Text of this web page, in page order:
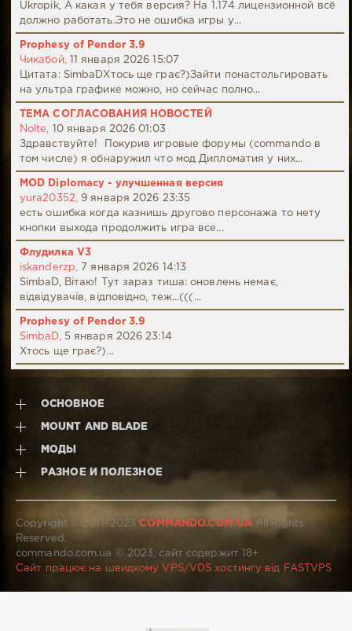
Ukropik, А какая у тебя версия? На 1.174 лицензионной всё
должно работать.Это не ошибка игры у...
Prophesy of Pendor 3.9
Чикабой,
11 января 2026 15:07
Цитата: SimbaDХтось ще грає?)Зайти понастольгировать
на ультра графике можно, но сейчас полно...
ТЕМА СОГЛАСОВАНИЯ НОВОСТЕЙ
Nolte,
10 января 2026 01:03
Здравствуйте! Покурив игровые форумы (commando в
том числе) я обнаружил что мод Дипломатия у них...
MOD Diplomacy - улучшенная версия
yura20352, 9 января 2026 23:35
есть ошибка когда казнишь другово персонажа то нету
кнопки выхода продолжить игра все...
Флудилка V3
iskanderzp, 7 января 2026 14:13
SimbaD, Вітаю! Тут зараз тиша: оновлень немає,
відвідувачів, відповідно, теж...(((...
Prophesy of Pendor 3.9
SimbaD, 5 января 2026 23:14
Хтось ще грає?)...
ОСНОВНОЕ
MOUNT AND BLADE
МОДЫ
РАЗНОЕ И ПОЛЕЗНОЕ
Copyright © 2011–2023COMMANDO.COM.UAAll Rights
Reserved.
commando.com.ua © 2023, сайт содержит 18+
Сайт працює на швидкому VPS/VDS хостингу від FASTVPS